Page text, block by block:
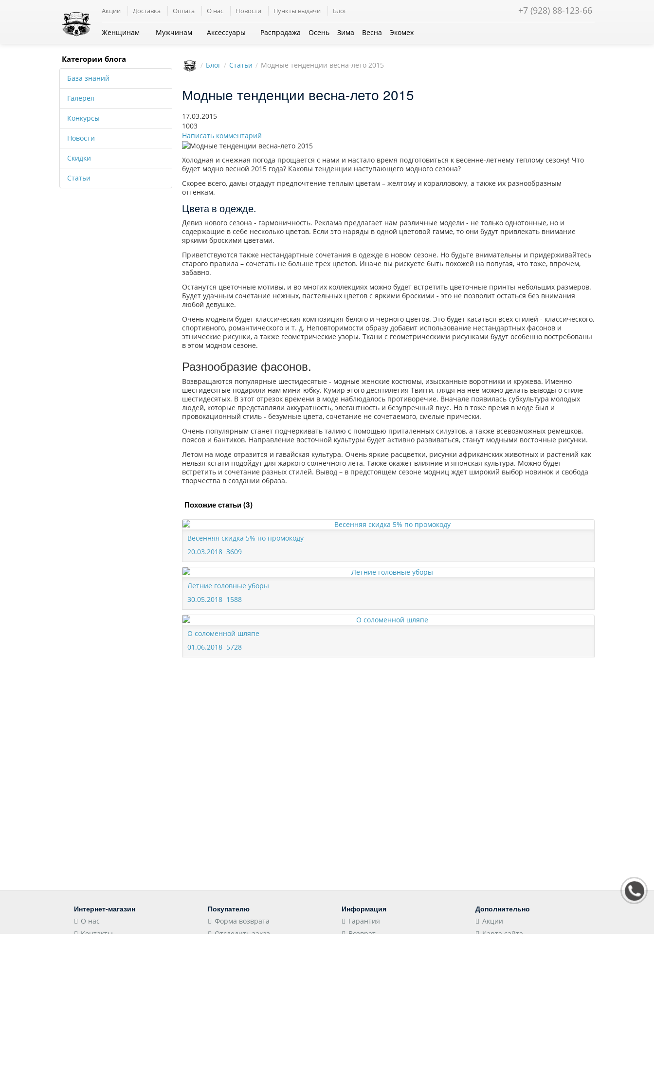
+7 (928) 88-123-66
Акции Доставка Оплата О нас Новости Пункты выдачи Блог
Женщинам Мужчинам Аксессуары Распродажа Осень Зима Весна Экомех
Все категории
Категории блога
База знаний
Галерея
Конкурсы
Новости
Скидки
Статьи
Блог Статьи Модные тенденции весна-лето 2015
Модные тенденции весна-лето 2015
17.03.2015
1003
Написать комментарий
Холодная и снежная погода прощается с нами и настало время подготовиться к весенне-летнему теплому сезону! Что
будет модно весной 2015 года? Каковы тенденции наступающего модного сезона?
Скорее всего, дамы отдадут предпочтение теплым цветам – желтому и коралловому, а также их разнообразным
оттенкам.
Цвета в одежде.
Девиз нового сезона - гармоничность. Реклама предлагает нам различные модели - не только однотонные, но и
содержащие в себе несколько цветов. Если это наряды в одной цветовой гамме, то они будут привлекать внимание
яркими броскими цветами.
Приветствуются также нестандартные сочетания в одежде в новом сезоне. Но будьте внимательны и придерживайтесь
старого правила – сочетать не больше трех цветов. Иначе вы рискуете быть похожей на попугая, что тоже, впрочем,
забавно.
Останутся цветочные мотивы, и во многих коллекциях можно будет встретить цветочные принты небольших размеров.
Будет удачным сочетание нежных, пастельных цветов с яркими броскими - это не позволит остаться без внимания
любой девушке.
Очень модным будет классическая композиция белого и черного цветов. Это будет касаться всех стилей - классического,
спортивного, романтического и т. д. Неповторимости образу добавит использование нестандартных фасонов и
этнические рисунки, а также геометрические узоры. Ткани с геометрическими рисунками будут особенно востребованы
в этом модном сезоне.
Разнообразие фасонов.
Возвращаются популярные шестидесятые - модные женские костюмы, изысканные воротники и кружева. Именно
шестидесятые подарили нам мини-юбку. Кумир этого десятилетия Твигги, глядя на нее можно делать выводы о стиле
шестидесятых. В этот отрезок времени в моде наблюдалось противоречие. Вначале появилась субкультура молодых
людей, которые представляли аккуратность, элегантность и безупречный вкус. Но в тоже время в моде был и
провокационный стиль - безумные цвета, сочетание не сочетаемого, смелые прически.
Очень популярным станет подчеркивать талию с помощью приталенных силуэтов, а также всевозможных ремешков,
поясов и бантиков. Направление восточной культуры будет активно развиваться, станут модными восточные рисунки.
Летом на моде отразится и гавайская культура. Очень яркие расцветки, рисунки африканских животных и растений как
нельзя кстати подойдут для жаркого солнечного лета. Также окажет влияние и японская культура. Можно будет
встретить и сочетание разных стилей. Вывод – в предстоящем сезоне модниц ждет широкий выбор новинок и свобода
творчества в создании образа.
Похожие статьи (3)
Весенняя скидка 5% по промокоду
20.03.2018 3609
Летние головные уборы
30.05.2018 1588
О соломенной шляпе
01.06.2018 5728
Интернет-магазин
О нас
Контакты
Покупателю
Форма возврата
Отследить заказ
Информация
Гарантия
Возврат
Дополнительно
Акции
Карта сайта